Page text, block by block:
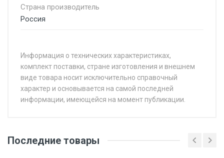
Страна производитель
Россия
Информация о технических характеристиках,
комплект поставки, стране изготовления и внешнем
виде товара носит исключительно справочный
характер и основывается на самой последней
информации, имеющейся на момент публикации.
Последние товары